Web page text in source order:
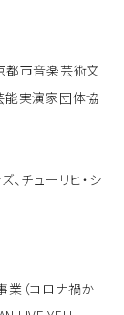
都市音楽芸術文
能実演家団体協
、チューリヒ・シ
（コロナ禍か